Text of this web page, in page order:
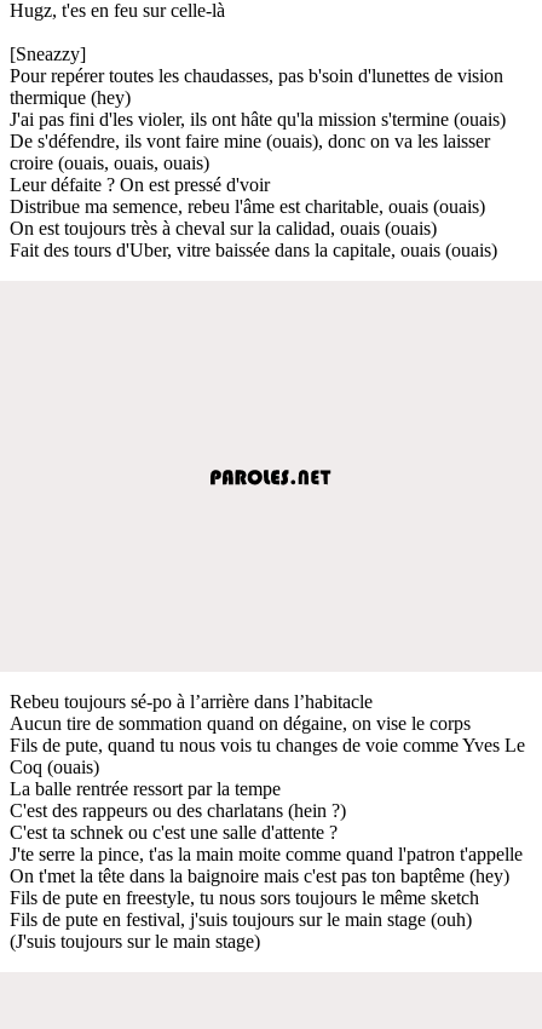
Hugz, t'es en feu sur celle-là
[Sneazzy]
Pour repérer toutes les chaudasses, pas b'soin d'lunettes de vision
thermique (hey)
J'ai pas fini d'les violer, ils ont hâte qu'la mission s'termine (ouais)
De s'défendre, ils vont faire mine (ouais), donc on va les laisser
croire (ouais, ouais, ouais)
Leur défaite ? On est pressé d'voir
Distribue ma semence, rebeu l'âme est charitable, ouais (ouais)
On est toujours très à cheval sur la calidad, ouais (ouais)
Fait des tours d'Uber, vitre baissée dans la capitale, ouais (ouais)
Rebeu toujours sé-po à l’arrière dans l’habitacle
Aucun tire de sommation quand on dégaine, on vise le corps
Fils de pute, quand tu nous vois tu changes de voie comme Yves Le
Coq (ouais)
La balle rentrée ressort par la tempe
C'est des rappeurs ou des charlatans (hein ?)
C'est ta schnek ou c'est une salle d'attente ?
J'te serre la pince, t'as la main moite comme quand l'patron t'appelle
On t'met la tête dans la baignoire mais c'est pas ton baptême (hey)
Fils de pute en freestyle, tu nous sors toujours le même sketch
Fils de pute en festival, j'suis toujours sur le main stage (ouh)
(J'suis toujours sur le main stage)